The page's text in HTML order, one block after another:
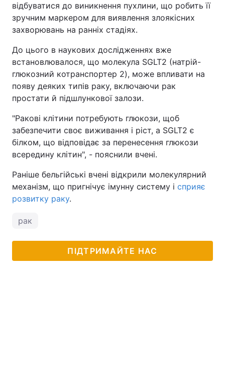
відбуватися до виникнення пухлини, що робить її
зручним маркером для виявлення злоякісних
захворювань на ранніх стадіях.
До цього в наукових дослідженнях вже
встановлювалося, що молекула SGLT2 (натрій-
глюкозний котранспортер 2), може впливати на
появу деяких типів раку, включаючи рак
простати й підшлункової залози.
"Ракові клітини потребують глюкози, щоб
забезпечити своє виживання і ріст, а SGLT2 є
білком, що відповідає за перенесення глюкози
всередину клітин", - пояснили вчені.
Раніше бельгійські вчені відкрили молекулярний
механізм, що пригнічує імунну систему і сприяє
розвитку раку.
рак
ПІДТРИМАЙТЕ НАС